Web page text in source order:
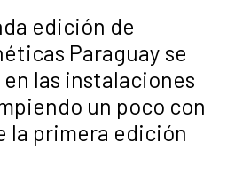
edición de
Paraguay se
las instalaciones
un poco con
la primera edición